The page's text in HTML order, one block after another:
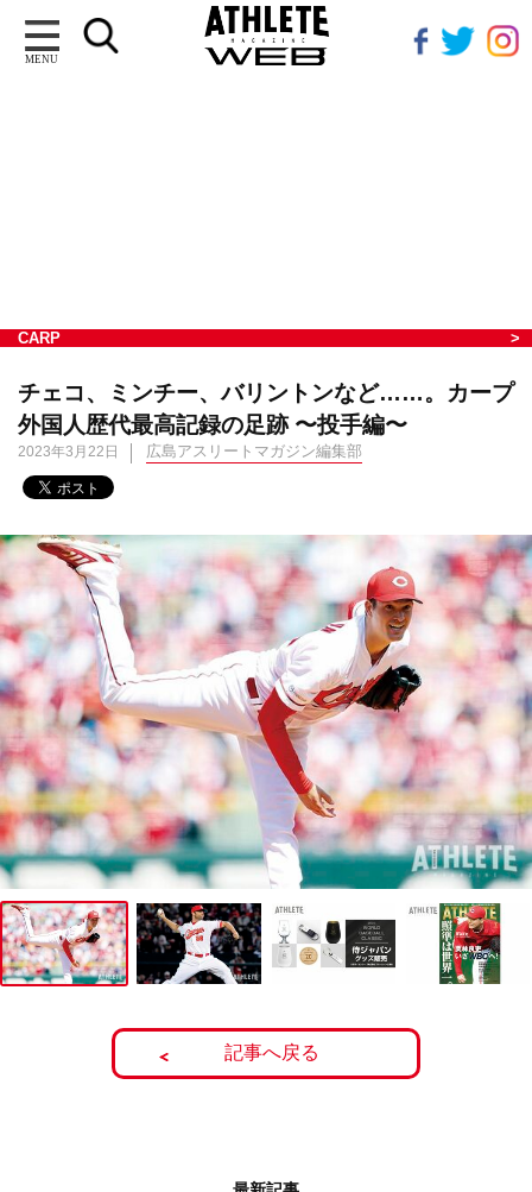
MENU
CARP
チェコ、ミンチー、バリントンなど……。カープ
外国人歴代最高記録の足跡 〜投手編〜
2023年3月22日 広島アスリートマガジン編集部
記事へ戻る